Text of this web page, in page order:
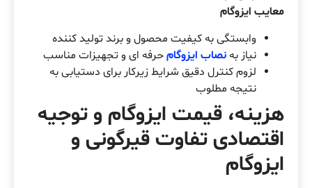
معایب ایزوگام
وابستگی به کیفیت محصول و برند تولید کننده
نیاز بهنصاب ایزوگامحرفه ای و تجهیزات مناسب
لزوم کنترل دقیق شرایط زیرکار برای دستیابی به
نتیجه مطلوب
هزینه، قیمت ایزوگام و توجیه
اقتصادی تفاوت قیرگونی و
ایزوگام